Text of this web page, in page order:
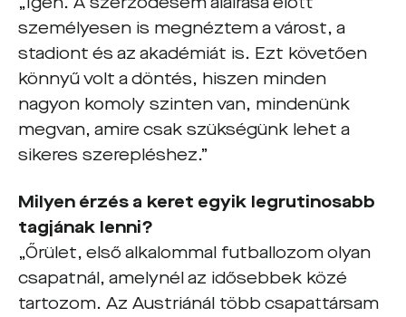
személyesen is megnéztem a várost, a
stadiont és az akadémiát is. Ezt követően
könnyű volt a döntés, hiszen minden
nagyon komoly szinten van, mindenünk
megvan, amire csak szükségünk lehet a
sikeres szerepléshez.”
Milyen érzés a keret egyik legrutinosabb
tagjának lenni?
„Őrület, első alkalommal futballozom olyan
csapatnál, amelynél az idősebbek közé
tartozom. Az Austriánál több csapattársam